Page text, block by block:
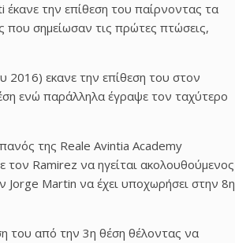
την επίθεση του παίρνοντας τα
που σημείωσαν τις πρώτες πτώσεις,
εκανε την επίθεση του στον
ενώ παράλληλα έγραψε τον ταχύτερο
της Reale Avintia Academy
τον Ramirez να ηγείται ακολουθούμενος
Jorge Martin να έχει υποχωρήσει στην 8η
του από την 3η θέση θέλοντας να